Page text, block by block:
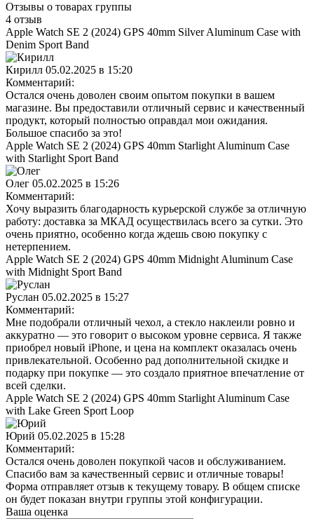
Отзывы о товарах группы
4 отзыв
Apple Watch SE 2 (2024) GPS 40mm Silver Aluminum Case with
Denim Sport Band
Кирилл 05.02.2025 в 15:20
Комментарий:
Остался очень доволен своим опытом покупки в вашем
магазине. Вы предоставили отличный сервис и качественный
продукт, который полностью оправдал мои ожидания.
Большое спасибо за это!
Apple Watch SE 2 (2024) GPS 40mm Starlight Aluminum Case
with Starlight Sport Band
Олег 05.02.2025 в 15:26
Комментарий:
Хочу выразить благодарность курьерской службе за отличную
работу: доставка за МКАД осуществилась всего за сутки. Это
очень приятно, особенно когда ждешь свою покупку с
нетерпением.
Apple Watch SE 2 (2024) GPS 40mm Midnight Aluminum Case
with Midnight Sport Band
Руслан 05.02.2025 в 15:27
Комментарий:
Мне подобрали отличный чехол, а стекло наклеили ровно и
аккуратно — это говорит о высоком уровне сервиса. Я также
приобрел новый iPhone, и цена на комплект оказалась очень
привлекательной. Особенно рад дополнительной скидке и
подарку при покупке — это создало приятное впечатление от
всей сделки.
Apple Watch SE 2 (2024) GPS 40mm Starlight Aluminum Case
with Lake Green Sport Loop
Юрий 05.02.2025 в 15:28
Комментарий:
Остался очень доволен покупкой часов и обслуживанием.
Спасибо вам за качественный сервис и отличные товары!
Форма отправляет отзыв к текущему товару. В общем списке
он будет показан внутри группы этой конфигурации.
Ваша оценка